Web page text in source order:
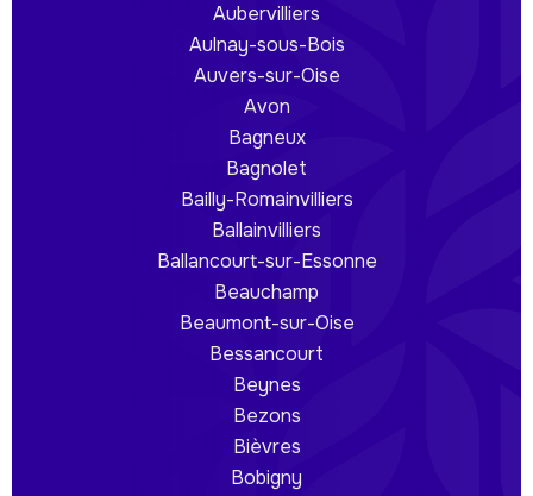
Aubervilliers
Aulnay-sous-Bois
Auvers-sur-Oise
Avon
Bagneux
Bagnolet
Bailly-Romainvilliers
Ballainvilliers
Ballancourt-sur-Essonne
Beauchamp
Beaumont-sur-Oise
Bessancourt
Beynes
Bezons
Bièvres
Bobigny